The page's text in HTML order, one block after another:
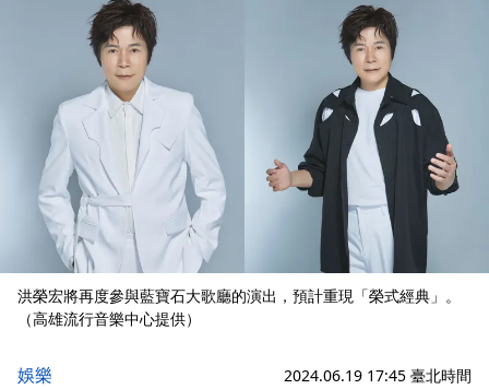
洪榮宏將再度參與藍寶石大歌廳的演出，預計重現「榮式經典」。
（高雄流行音樂中心提供）
娛樂 2024.06.19 17:45 臺北時間